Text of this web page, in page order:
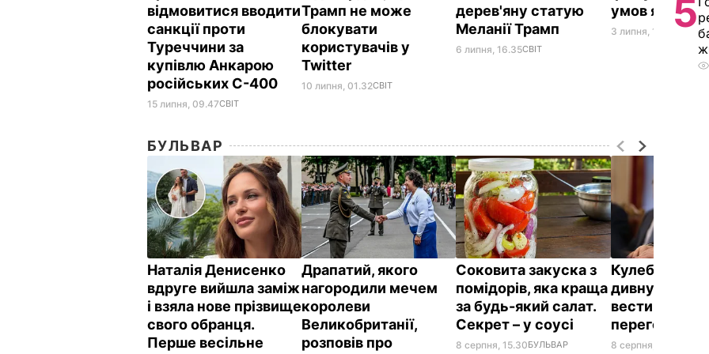
відмовитися вводити
санкції проти
Туреччини за
купівлю Анкарою
російських С-400
15 липня, 09.47СВІТ
Трамп не може
блокувати
користувачів у
Twitter
10 липня, 01.32СВІТ
дерев'яну статую
Меланії Трамп
6 липня, 16.35СВІТ
умов
3 липня, 10.45 СВІТ
БУЛЬВАР
Наталія Денисенко
вдруге вийшла заміж
і взяла нове прізвище
свого обранця.
Перше весільне
Драпатий, якого
нагородили мечем
королеви
Великобританії,
розповів про
Соковита закуска з
помідорів, яка краща
за будь-який салат.
Секрет – у соусі
8 серпня, 15.30БУЛЬВАР
Кулеба
дивну манеру
вести
переговори
8 серпня, 10.25
5